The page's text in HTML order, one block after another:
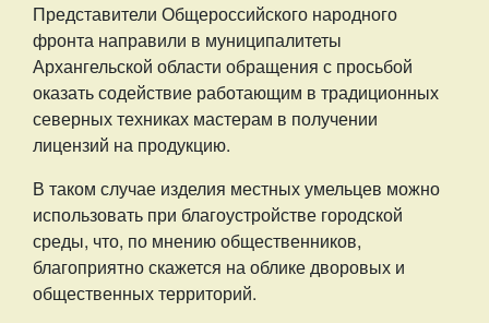
Представители Общероссийского народного
фронта направили в муниципалитеты
Архангельской области обращения с просьбой
оказать содействие работающим в традиционных
северных техниках мастерам в получении
лицензий на продукцию.
В таком случае изделия местных умельцев можно
использовать при благоустройстве городской
среды, что, по мнению общественников,
благоприятно скажется на облике дворовых и
общественных территорий.